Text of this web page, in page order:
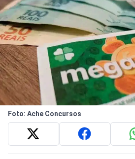
Foto: Ache Concursos